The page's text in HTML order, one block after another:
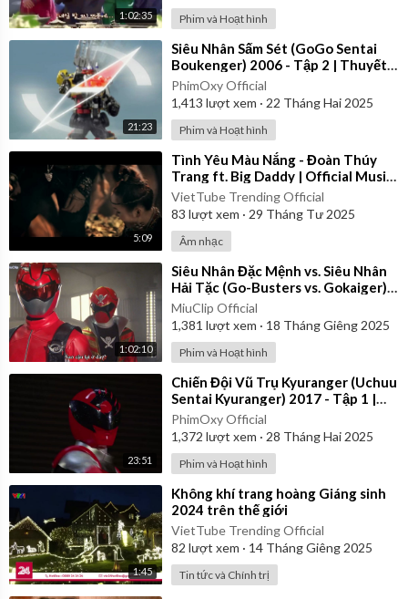
1:02:35 Phim và Hoạt hình
21:23
⁣Siêu Nhân Sấm Sét (GoGo Sentai
Boukenger) 2006 - Tập 2 | Thuyết
Minh
PhimOxy Official
1,413 lượt xem · 22 Tháng Hai 2025
Phim và Hoạt hình
5:09
⁣Tình Yêu Màu Nắng - Đoàn Thúy
Trang ft. Big Daddy | Official Music
Video
VietTube Trending Official
83 lượt xem · 29 Tháng Tư 2025
Âm nhạc
1:02:10
⁣Siêu Nhân Đặc Mệnh vs. Siêu Nhân
Hải Tặc (Go-Busters vs. Gokaiger) |
Vietsub
MiuClip Official
1,381 lượt xem · 18 Tháng Giêng 2025
Phim và Hoạt hình
23:51
⁣Chiến Đội Vũ Trụ Kyuranger (Uchuu
Sentai Kyuranger) 2017 - Tập 1 |
Thuyết Minh
PhimOxy Official
1,372 lượt xem · 28 Tháng Hai 2025
Phim và Hoạt hình
1:45
⁣Không khí trang hoàng Giáng sinh
2024 trên thế giới
VietTube Trending Official
82 lượt xem · 14 Tháng Giêng 2025
Tin tức và Chính trị